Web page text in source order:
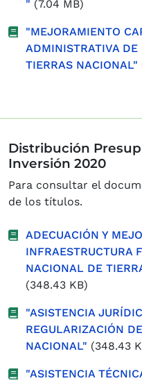
" (7.04 MB)
"MEJORAMIENTO
ADMINISTRATIVA
TIERRAS NACIONAL"
Distribución
Inversión 2020
Para consultar el
de los títulos.
ADECUACIÓN Y
INFRAESTRUCTURA
NACIONAL DE
(348.43 KB)
"ASISTENCIA
REGULARIZACIÓN
NACIONAL" (348.43
"ASISTENCIA